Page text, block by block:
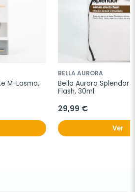
M-Lasma,
BELLA AURORA
Bella Aurora Splendor
Flash, 30ml.
29,99 €
Ver